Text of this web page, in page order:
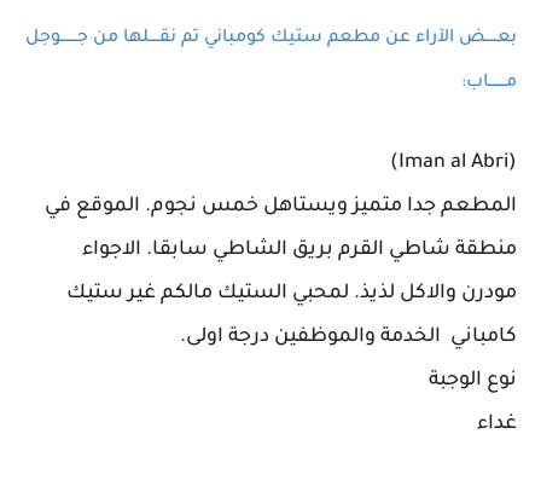
بعـــــض الآراء عن مطعم ستيك كومباني تم نقــــلها من جـــــــوجل
مـــــــاب:
(Iman al Abri)
المطعم جدا متميز ويستاهل خمس نجوم. الموقع في
منطقة شاطي القرم بريق الشاطي سابقا. الاجواء
مودرن والاكل لذيذ. لمحبي الستيك مالكم غير ستيك
كامباني الخدمة والموظفين درجة اولى.
نوع الوجبة
غداء